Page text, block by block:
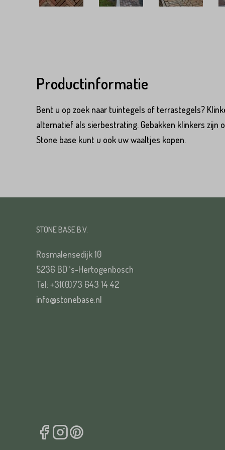
Productinformatie
Bent u op zoek naar tuintegels of terrastegels?
alternatief als sierbestrating. Gebakken klinkers zijn
Stone base kunt u ook uw waaltjes kopen.
Voornaam*
Land*
Nederland
Huisnummer*
STONE BASE B.V.
Rosmalensedijk 10
5236 BD ‘s-Hertogenbosch
Tel: +31(0)73 643 14 42
info@stonebase.nl